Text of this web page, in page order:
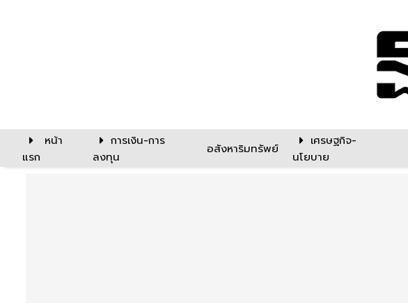
หน้า
แรก
การเงิน-การ
ลงทุน
อสังหาริมทรัพย์
เศรษฐกิจ-
นโยบาย